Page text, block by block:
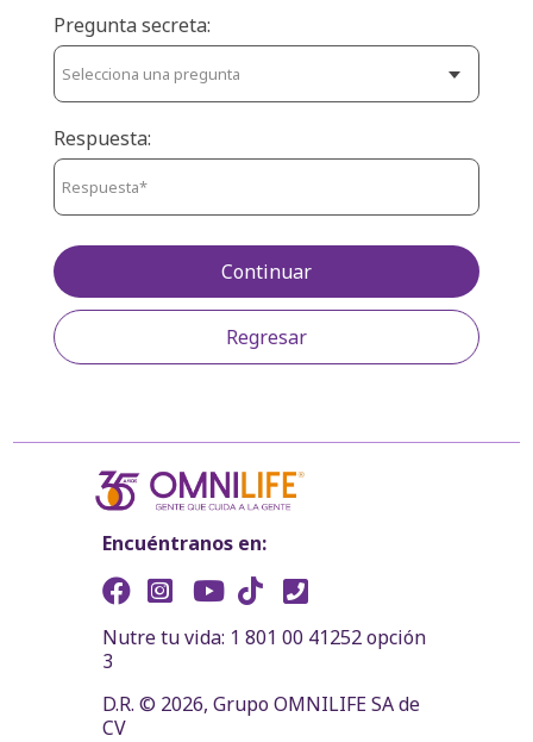
Pregunta secreta:
Respuesta:
Regresar
Continuar
Encuéntranos en:
Nutre tu vida: 1 801 00 41252 opción
3
D.R. © 2026, Grupo OMNILIFE SA de
CV